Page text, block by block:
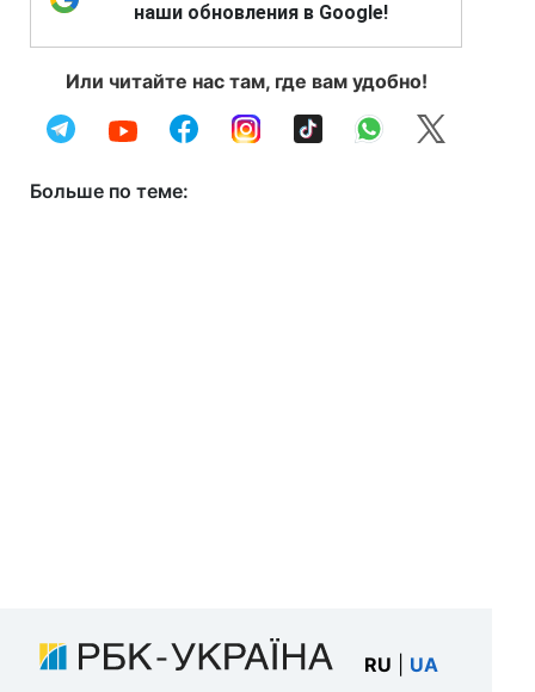
наши обновления в Google!
Или читайте нас там, где вам удобно!
Больше по теме:
RU UA